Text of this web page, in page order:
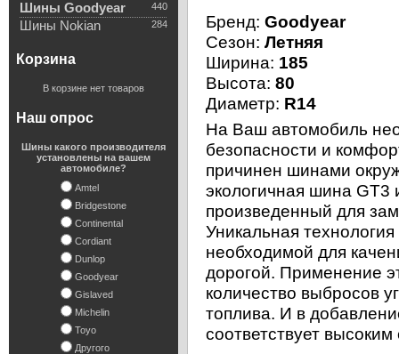
440
Шины Goodyear
284
Шины Nokian
Корзина
В корзине нет товаров
Наш опрос
Шины какого производителя
установлены на вашем
автомобиле?
Amtel
Bridgestone
Continental
Cordiant
Dunlop
Goodyear
Gislaved
Michelin
Toyo
Другого
Бренд: Goodyear
Сезон: Летняя
Ширина: 185
Высота: 80
Диаметр: R14
На Ваш автомобиль
безопасности и
причинен шинами
экологичная шина GT3
произведенный для
Уникальная
необходимой для
дорогой. Применение
количество выбросов
топлива. И в
соответствует